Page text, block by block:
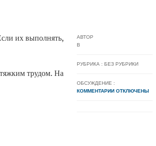
АВТОР
В
РУБРИКА : БЕЗ РУБРИКИ
ОБСУЖДЕНИЕ :
КОММЕНТАРИИ ОТКЛЮЧЕНЫ
их выполнять,
трудом. На